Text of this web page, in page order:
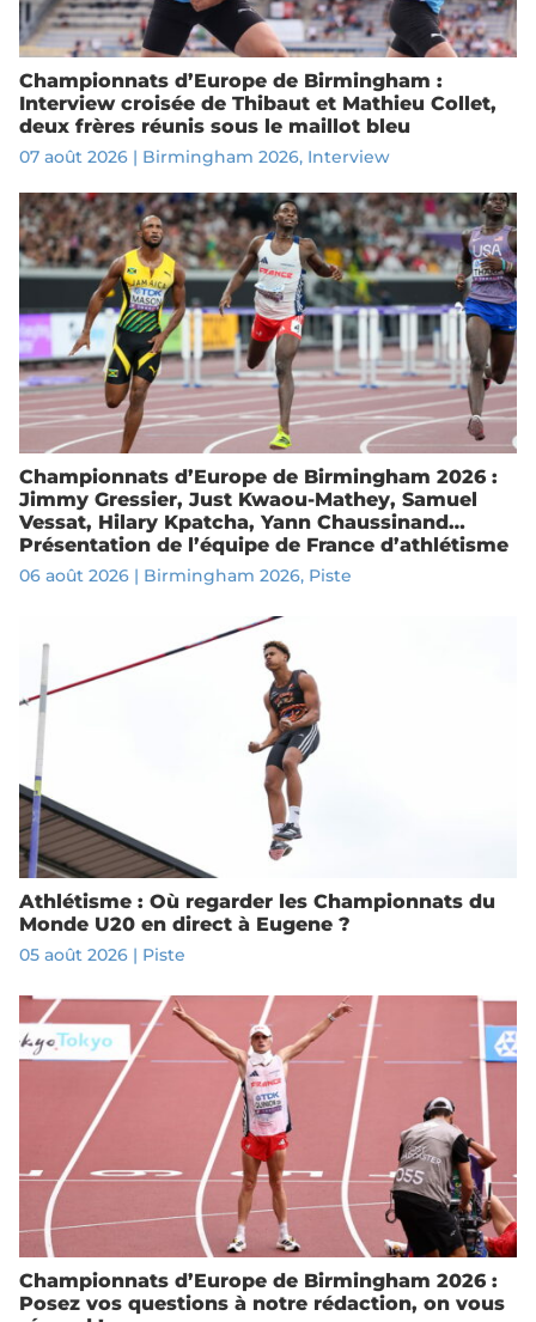
Championnats d’Europe de Birmingham :
Interview croisée de Thibaut et Mathieu Collet,
deux frères réunis sous le maillot bleu
07 août 2026| Birmingham 2026, Interview
Championnats d’Europe de Birmingham 2026 :
Jimmy Gressier, Just Kwaou-Mathey, Samuel
Vessat, Hilary Kpatcha, Yann Chaussinand…
Présentation de l’équipe de France d’athlétisme
06 août 2026| Birmingham 2026, Piste
Athlétisme : Où regarder les Championnats du
Monde U20 en direct à Eugene ?
05 août 2026| Piste
Championnats d’Europe de Birmingham 2026 :
Posez vos questions à notre rédaction, on vous